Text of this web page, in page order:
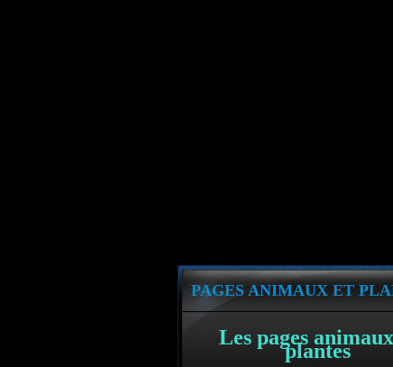
PAGES ANIMAUX ET
Les pages
plantes